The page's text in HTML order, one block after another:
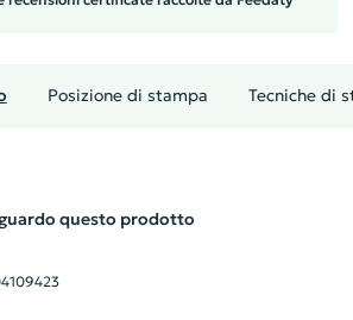
Posizione di stampa Tecniche di
questo prodotto